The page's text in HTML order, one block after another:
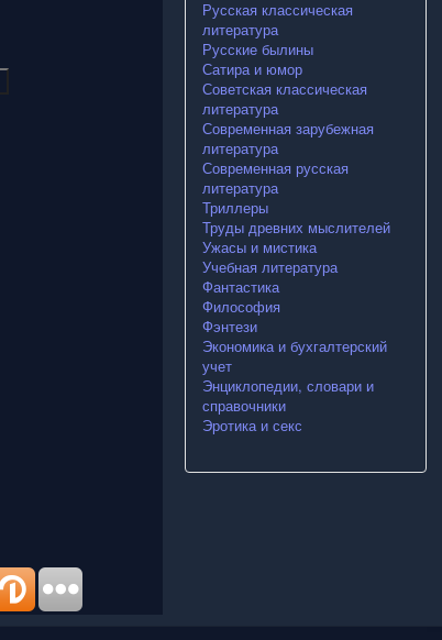
Русская классическая
литература
Русские былины
Сатира и юмор
Советская классическая
литература
Современная зарубежная
литература
Современная русская
литература
Триллеры
Труды древних мыслителей
Ужасы и мистика
Учебная литература
Фантастика
Философия
Фэнтези
Экономика и бухгалтерский
учет
Энциклопедии, словари и
справочники
Эротика и секс